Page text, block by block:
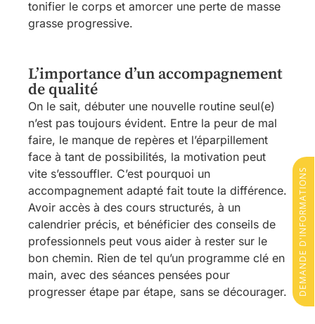
tonifier le corps et amorcer une perte de masse
grasse progressive.
L’importance d’un accompagnement
de qualité
On le sait, débuter une nouvelle routine seul(e)
n’est pas toujours évident. Entre la peur de mal
faire, le manque de repères et l’éparpillement
face à tant de possibilités, la motivation peut
vite s’essouffler. C’est pourquoi un
accompagnement adapté fait toute la différence.
Avoir accès à des cours structurés, à un
calendrier précis, et bénéficier des conseils de
professionnels peut vous aider à rester sur le
bon chemin. Rien de tel qu’un programme clé en
main, avec des séances pensées pour
progresser étape par étape, sans se décourager.
DEMANDE D'INFORMATIONS